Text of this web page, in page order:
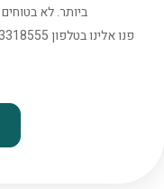
ביותר. לא